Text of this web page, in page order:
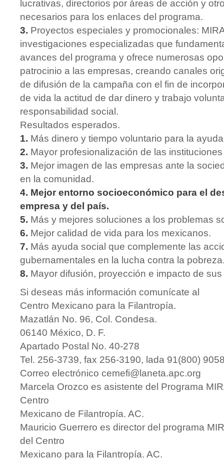
lucrativas, directorios por áreas de acción y
necesarios para los enlaces del programa.
3. Proyectos especiales y promocionales:
investigaciones especializadas que
avances del programa y ofrece numerosas
patrocinio a las empresas, creando canales
de difusión de la campaña con el fin de
de vida la actitud de dar dinero y trabajo
responsabilidad social.
Resultados esperados.
1. Más dinero y tiempo voluntario para la
2. Mayor profesionalización de las
3. Mejor imagen de las empresas ante la
en la comunidad.
4. Mejor entorno socioeconómico para el
empresa y del país.
5. Más y mejores soluciones a los problemas
6. Mejor calidad de vida para los mexicanos.
7. Más ayuda social que complemente las
gubernamentales en la lucha contra la
8. Mayor difusión, proyección e impacto de
Si deseas más información comunícate al
Centro Mexicano para la Filantropía.
Mazatlán No. 96, Col. Condesa.
06140 México, D. F.
Apartado Postal No. 40-278
Tel. 256-3739, fax 256-3190, lada 91(800)
Correo electrónico cemefi@laneta.apc.org
Marcela Orozco es asistente del Programa
Centro
Mexicano de Filantropía. AC.
Mauricio Guerrero es director del programa
del Centro
Mexicano para la Filantropía. AC.